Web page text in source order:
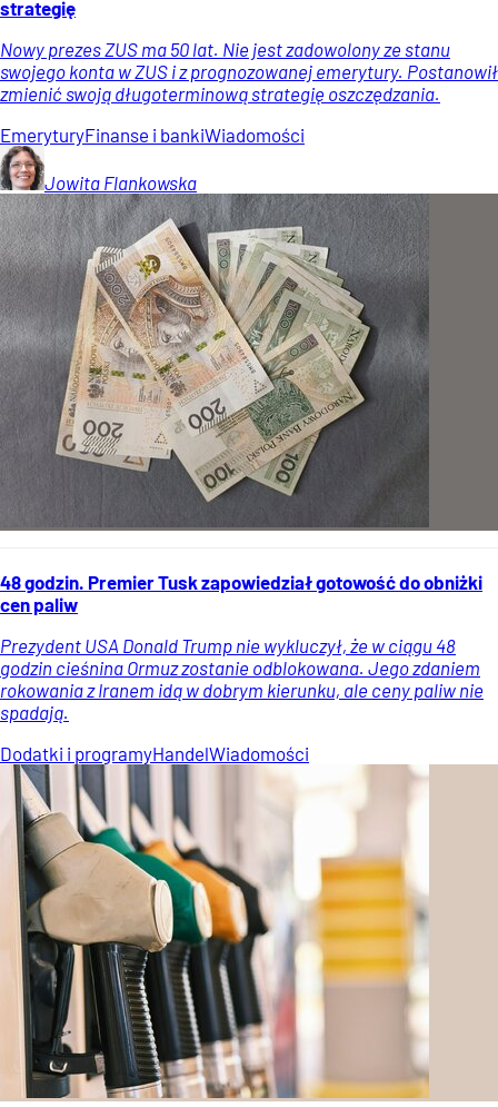
strategię
Nowy prezes ZUS ma 50 lat. Nie jest zadowolony ze stanu
swojego konta w ZUS i z prognozowanej emerytury. Postanowił
zmienić swoją długoterminową strategię oszczędzania.
EmeryturyFinanse i bankiWiadomości
Jowita Flankowska
48 godzin. Premier Tusk zapowiedział gotowość do obniżki
cen paliw
Prezydent USA Donald Trump nie wykluczył, że w ciągu 48
godzin cieśnina Ormuz zostanie odblokowana. Jego zdaniem
rokowania z Iranem idą w dobrym kierunku, ale ceny paliw nie
spadają.
Dodatki i programyHandelWiadomości